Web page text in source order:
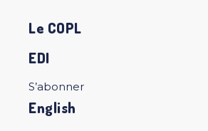
Le COPL
EDI
S’abonner
English